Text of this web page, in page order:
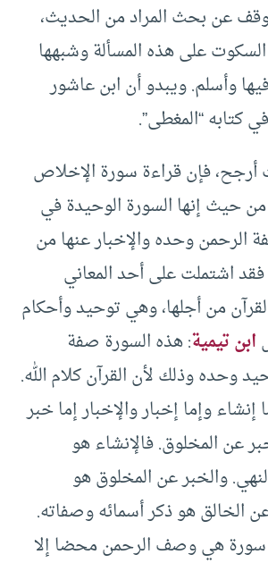
عن بحث المراد من الحديث،
السكوت على هذه المسألة وشبهها
وأسلم. ويبدو أن ابن عاشور
كتابه “المغطى”.
أرجح، فإن قراءة سورة الإخلاص
حيث إنها السورة الوحيدة في
الرحمن وحده والإخبار عنها من
فقد اشتملت على أحد المعاني
من أجلها، وهي توحيد وأحكام
ابن تيمية: هذه السورة صفة
وحده وذلك لأن القرآن كلام الله.
إنشاء وإما إخبار والإخبار إما خبر
عن المخلوق. فالإنشاء هو
والخبر عن المخلوق هو
الخالق هو ذكر أسمائه وصفاته.
سورة هي وصف الرحمن محضا إلا